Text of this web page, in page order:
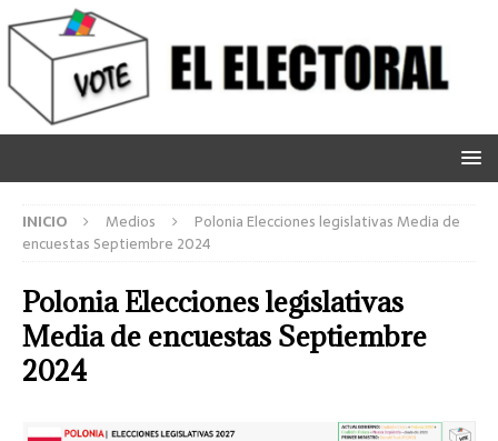
INICIO Medios
Polonia Elecciones legislativas Media de
encuestas Septiembre 2024
Polonia Elecciones legislativas
Media de encuestas Septiembre
2024